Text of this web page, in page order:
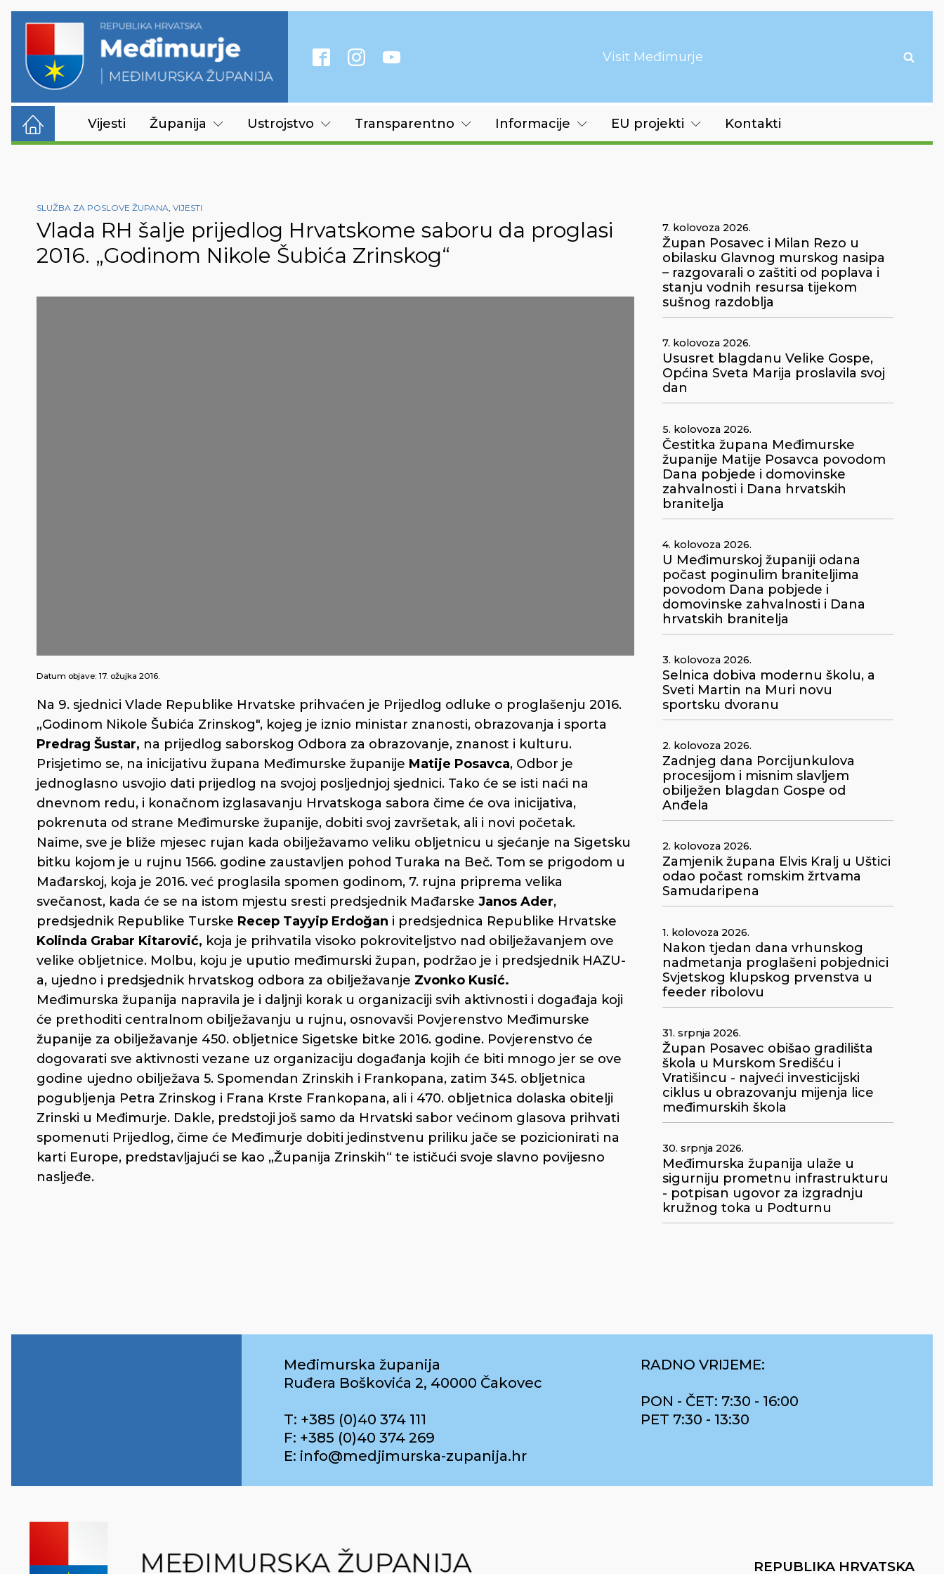
Visit Međimurje
Vijesti Županija Ustrojstvo Transparentno Informacije EU projekti Kontakti
SLUŽBA ZA POSLOVE ŽUPANA, VIJESTI
Vlada RH šalje prijedlog Hrvatskome saboru da proglasi
2016. „Godinom Nikole Šubića Zrinskog“
Datum objave: 17. ožujka 2016.
Na 9. sjednici Vlade Republike Hrvatske prihvaćen je Prijedlog odluke o proglašenju 2016.
„Godinom Nikole Šubića Zrinskog", kojeg je iznio ministar znanosti, obrazovanja i sporta
Predrag Šustar, na prijedlog saborskog Odbora za obrazovanje, znanost i kulturu.
Prisjetimo se, na inicijativu župana Međimurske županije Matije Posavca, Odbor je
jednoglasno usvojio dati prijedlog na svojoj posljednjoj sjednici. Tako će se isti naći na
dnevnom redu, i konačnom izglasavanju Hrvatskoga sabora čime će ova inicijativa,
pokrenuta od strane Međimurske županije, dobiti svoj završetak, ali i novi početak.
Naime, sve je bliže mjesec rujan kada obilježavamo veliku obljetnicu u sjećanje na Sigetsku
bitku kojom je u rujnu 1566. godine zaustavljen pohod Turaka na Beč. Tom se prigodom u
Mađarskoj, koja je 2016. već proglasila spomen godinom, 7. rujna priprema velika
svečanost, kada će se na istom mjestu sresti predsjednik Mađarske Janos Ader,
predsjednik Republike Turske Recep Tayyip Erdoğan i predsjednica Republike Hrvatske
Kolinda Grabar Kitarović, koja je prihvatila visoko pokroviteljstvo nad obilježavanjem ove
velike obljetnice. Molbu, koju je uputio međimurski župan, podržao je i predsjednik HAZU-
a, ujedno i predsjednik hrvatskog odbora za obilježavanje Zvonko Kusić.
Međimurska županija napravila je i daljnji korak u organizaciji svih aktivnosti i događaja koji
će prethoditi centralnom obilježavanju u rujnu, osnovavši Povjerenstvo Međimurske
županije za obilježavanje 450. obljetnice Sigetske bitke 2016. godine. Povjerenstvo će
dogovarati sve aktivnosti vezane uz organizaciju događanja kojih će biti mnogo jer se ove
godine ujedno obilježava 5. Spomendan Zrinskih i Frankopana, zatim 345. obljetnica
pogubljenja Petra Zrinskog i Frana Krste Frankopana, ali i 470. obljetnica dolaska obitelji
Zrinski u Međimurje. Dakle, predstoji još samo da Hrvatski sabor većinom glasova prihvati
spomenuti Prijedlog, čime će Međimurje dobiti jedinstvenu priliku jače se pozicionirati na
karti Europe, predstavljajući se kao „Županija Zrinskih“ te ističući svoje slavno povijesno
nasljeđe.
7. kolovoza 2026.
Župan Posavec i Milan Rezo u
obilasku Glavnog murskog nasipa
– razgovarali o zaštiti od poplava i
stanju vodnih resursa tijekom
sušnog razdoblja
7. kolovoza 2026.
Ususret blagdanu Velike Gospe,
Općina Sveta Marija proslavila svoj
dan
5. kolovoza 2026.
Čestitka župana Međimurske
županije Matije Posavca povodom
Dana pobjede i domovinske
zahvalnosti i Dana hrvatskih
branitelja
4. kolovoza 2026.
U Međimurskoj županiji odana
počast poginulim braniteljima
povodom Dana pobjede i
domovinske zahvalnosti i Dana
hrvatskih branitelja
3. kolovoza 2026.
Selnica dobiva modernu školu, a
Sveti Martin na Muri novu
sportsku dvoranu
2. kolovoza 2026.
Zadnjeg dana Porcijunkulova
procesijom i misnim slavljem
obilježen blagdan Gospe od
Anđela
2. kolovoza 2026.
Zamjenik župana Elvis Kralj u Uštici
odao počast romskim žrtvama
Samudaripena
1. kolovoza 2026.
Nakon tjedan dana vrhunskog
nadmetanja proglašeni pobjednici
Svjetskog klupskog prvenstva u
feeder ribolovu
31. srpnja 2026.
Župan Posavec obišao gradilišta
škola u Murskom Središću i
Vratišincu - najveći investicijski
ciklus u obrazovanju mijenja lice
međimurskih škola
30. srpnja 2026.
Međimurska županija ulaže u
sigurniju prometnu infrastrukturu
- potpisan ugovor za izgradnju
kružnog toka u Podturnu
Međimurska županija
Ruđera Boškovića 2, 40000 Čakovec
T: +385 (0)40 374 111
F: +385 (0)40 374 269
E: info@medjimurska-zupanija.hr
RADNO VRIJEME:
PON - ČET: 7:30 - 16:00
PET 7:30 - 13:30
REPUBLIKA HRVATSKA